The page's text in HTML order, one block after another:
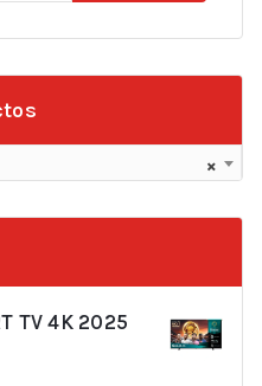
×
TV 4K 2025